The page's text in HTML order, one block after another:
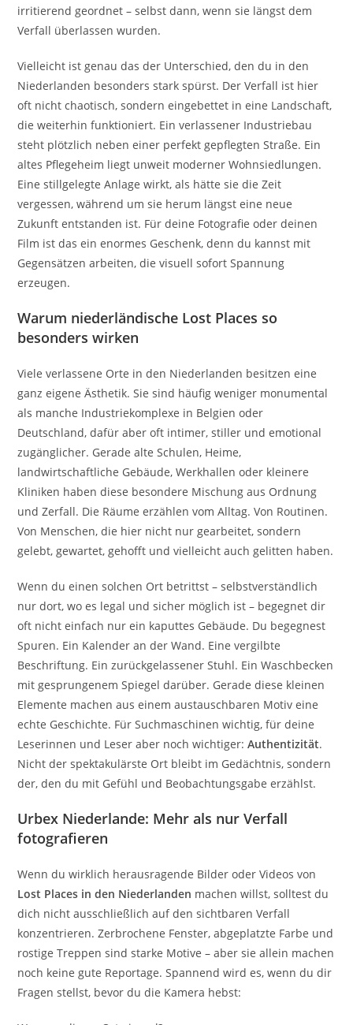
irritierend geordnet – selbst dann, wenn sie längst dem
Verfall überlassen wurden.
Vielleicht ist genau das der Unterschied, den du in den
Niederlanden besonders stark spürst. Der Verfall ist hier
oft nicht chaotisch, sondern eingebettet in eine Landschaft,
die weiterhin funktioniert. Ein verlassener Industriebau
steht plötzlich neben einer perfekt gepflegten Straße. Ein
altes Pflegeheim liegt unweit moderner Wohnsiedlungen.
Eine stillgelegte Anlage wirkt, als hätte sie die Zeit
vergessen, während um sie herum längst eine neue
Zukunft entstanden ist. Für deine Fotografie oder deinen
Film ist das ein enormes Geschenk, denn du kannst mit
Gegensätzen arbeiten, die visuell sofort Spannung
erzeugen.
Warum niederländische Lost Places so
besonders wirken
Viele verlassene Orte in den Niederlanden besitzen eine
ganz eigene Ästhetik. Sie sind häufig weniger monumental
als manche Industriekomplexe in Belgien oder
Deutschland, dafür aber oft intimer, stiller und emotional
zugänglicher. Gerade alte Schulen, Heime,
landwirtschaftliche Gebäude, Werkhallen oder kleinere
Kliniken haben diese besondere Mischung aus Ordnung
und Zerfall. Die Räume erzählen vom Alltag. Von Routinen.
Von Menschen, die hier nicht nur gearbeitet, sondern
gelebt, gewartet, gehofft und vielleicht auch gelitten haben.
Wenn du einen solchen Ort betrittst – selbstverständlich
nur dort, wo es legal und sicher möglich ist – begegnet dir
oft nicht einfach nur ein kaputtes Gebäude. Du begegnest
Spuren. Ein Kalender an der Wand. Eine vergilbte
Beschriftung. Ein zurückgelassener Stuhl. Ein Waschbecken
mit gesprungenem Spiegel darüber. Gerade diese kleinen
Elemente machen aus einem austauschbaren Motiv eine
echte Geschichte. Für Suchmaschinen wichtig, für deine
Leserinnen und Leser aber noch wichtiger:Authentizität.
Nicht der spektakulärste Ort bleibt im Gedächtnis, sondern
der, den du mit Gefühl und Beobachtungsgabe erzählst.
Urbex Niederlande: Mehr als nur Verfall
fotografieren
Wenn du wirklich herausragende Bilder oder Videos von
Lost Places in den Niederlanden machen willst, solltest du
dich nicht ausschließlich auf den sichtbaren Verfall
konzentrieren. Zerbrochene Fenster, abgeplatzte Farbe und
rostige Treppen sind starke Motive – aber sie allein machen
noch keine gute Reportage. Spannend wird es, wenn du dir
Fragen stellst, bevor du die Kamera hebst: